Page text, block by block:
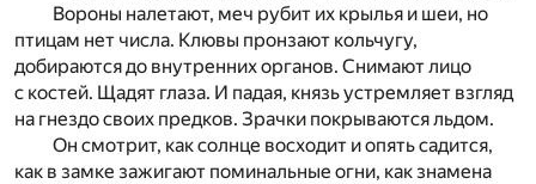
Вороны налетают, меч рубит их крылья и шеи, но
птицам нет числа. Клювы пронзают кольчугу,
добираются до внутренних органов. Снимают лицо
с костей. Щадят глаза. И падая, князь устремляет взгляд
на гнездо своих предков. Зрачки покрываются льдом.
Он смотрит, как солнце восходит и опять садится,
как в замке зажигают поминальные огни, как знамена